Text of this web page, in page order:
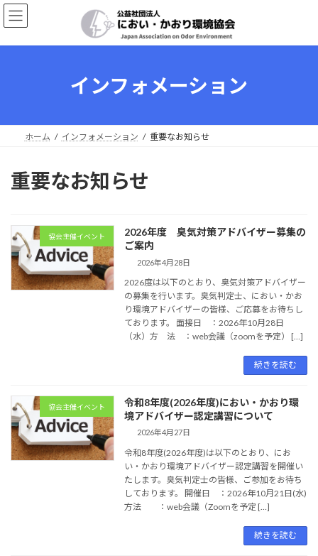
コ
ン
ン
ナ
ビ
ー
インフォメーション
ホーム インフォメーション 重要なお知らせ
重要なお知らせ
協会主催イベント
2026年度 臭気対策アドバイザー募集の
ご案内
2026年4月28日
2026度は以下のとおり、臭気対策アドバイザー
の募集を行います。臭気判定士、におい・かお
り環境アドバイザーの皆様、ご応募をお待ちし
ております。 面接日 ：2026年10月28日
（水）方 法 ：web会議（zoomを予定） […]
続きを読む
協会主催イベント
令和8年度(2026年度)におい・かおり環
境アドバイザー認定講習について
2026年4月27日
令和8年度(2026年度)は以下のとおり、にお
い・かおり環境アドバイザー認定講習を開催い
たします。臭気判定士の皆様、ご参加をお待ち
しております。 開催日 ：2026年10月21日(水)
方法 ：web会議（Zoomを予定 […]
続きを読む